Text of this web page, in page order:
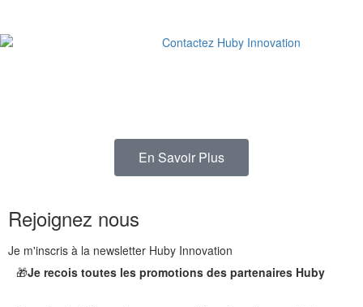
En Savoir Plus
Rejoignez nous
Je m'inscris à la newsletter Huby Innovation
🎁Je recois toutes les promotions des partenaires Huby